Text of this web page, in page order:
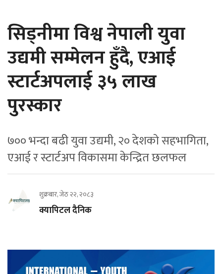
सिड्नीमा विश्व नेपाली युवा
उद्यमी सम्मेलन हुँदै, एआई
स्टार्टअपलाई ३५ लाख
पुरस्कार
७०० भन्दा बढी युवा उद्यमी, २० देशको सहभागिता,
एआई र स्टार्टअप विकासमा केन्द्रित छलफल
शुक्रबार, जेठ २२, २०८३
क्यापिटल दैनिक